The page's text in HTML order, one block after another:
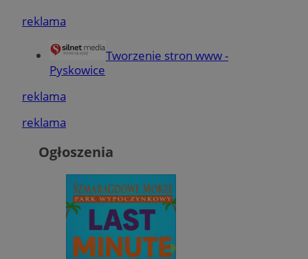
reklama
Tworzenie stron www -
Pyskowice
reklama
reklama
Ogłoszenia